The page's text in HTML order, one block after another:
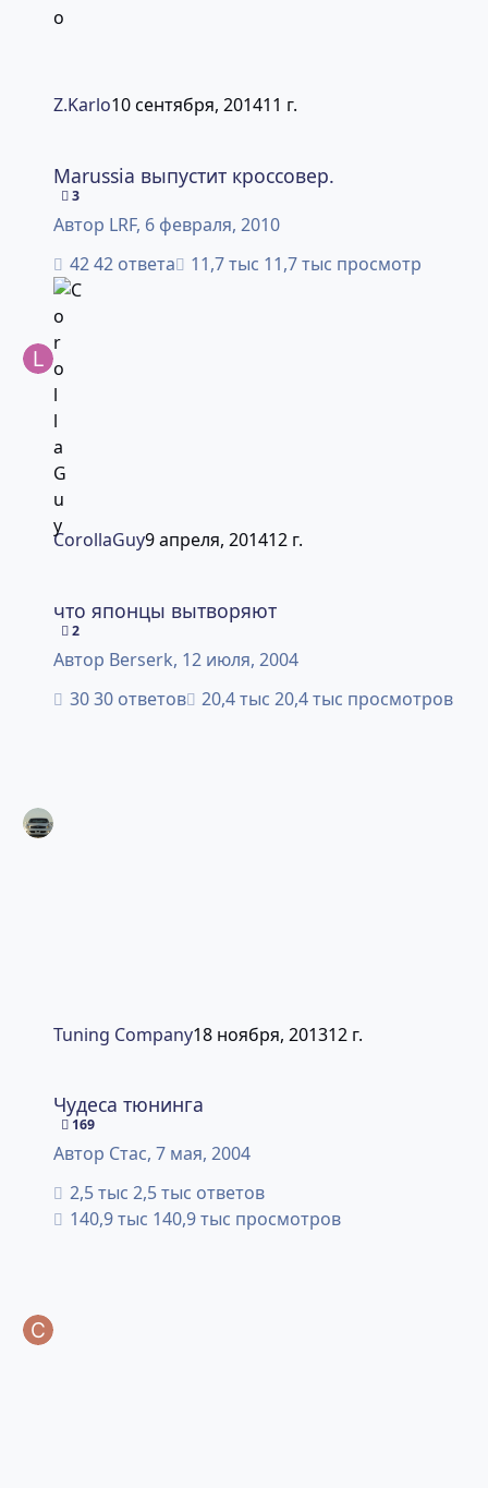
Z.Karlo10 сентября, 201411 г.
Marussia выпустит кроссовер.
3
Автор LRF, 6 февраля, 2010
42 ответа
11,7 тыс просмотр
CorollaGuy9 апреля, 201412 г.
что японцы вытворяют
2
Автор Berserk, 12 июля, 2004
30 ответов
20,4 тыс просмотров
Tuning Company18 ноября, 201312 г.
Чудеса тюнинга
169
Автор Стас, 7 мая, 2004
2,5 тыс ответов
140,9 тыс просмотров